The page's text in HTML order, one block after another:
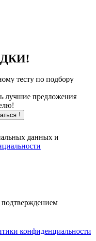
тесту по подбору
лучшие предложения
!
данных и
конфиденциальности